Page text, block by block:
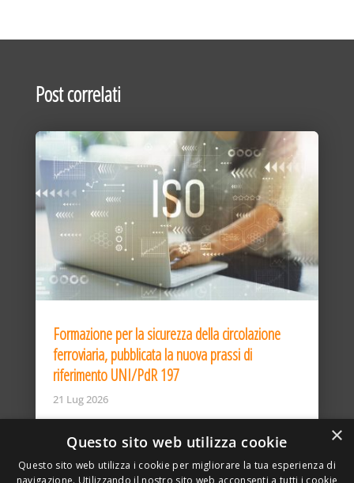
Post correlati
Formazione per la sicurezza della circolazione
ferroviaria, pubblicata la nuova prassi di
riferimento UNI/PdR 197
21 Lug 2026
×
Questo sito web utilizza cookie
Questo sito web utilizza i cookie per migliorare la tua esperienza di
navigazione. Utilizzando il nostro sito web acconsenti a tutti i cookie